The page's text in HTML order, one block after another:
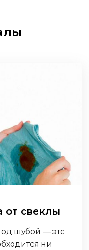
от свеклы
шубой — это
ни